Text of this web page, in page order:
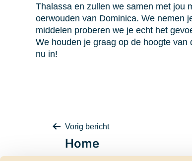
Thalassa en zullen we samen met jou
oerwouden van Dominica. We nemen
middelen proberen we je echt het
We houden je graag op de hoogte
nu in!
Bericht
Vorig bericht
Home